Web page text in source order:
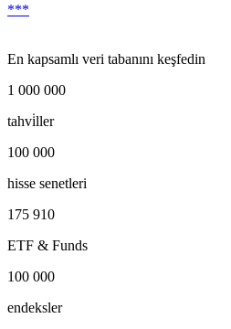
***
En kapsamlı veri tabanını keşfedin
1 000 000
tahvi̇ller
100 000
hisse senetleri
175 910
ETF & Funds
100 000
endeksler